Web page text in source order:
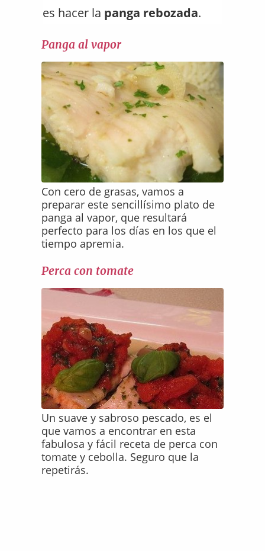
es hacer la panga rebozada.
Panga al vapor
Con cero de grasas, vamos a
preparar este sencillísimo plato de
panga al vapor, que resultará
perfecto para los días en los que el
tiempo apremia.
Perca con tomate
Un suave y sabroso pescado, es el
que vamos a encontrar en esta
fabulosa y fácil receta de perca con
tomate y cebolla. Seguro que la
repetirás.